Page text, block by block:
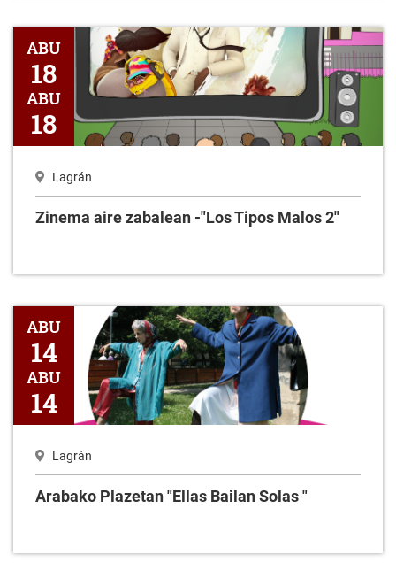
Zinema aire zabalean -"Los Tipos Malos 2"
ABU
18
ABU
18
Lagrán
Zinema aire zabalean -"Los Tipos Malos 2"
Arabako Plazetan "Ellas Bailan Solas "
ABU
14
ABU
14
Lagrán
Arabako Plazetan "Ellas Bailan Solas "